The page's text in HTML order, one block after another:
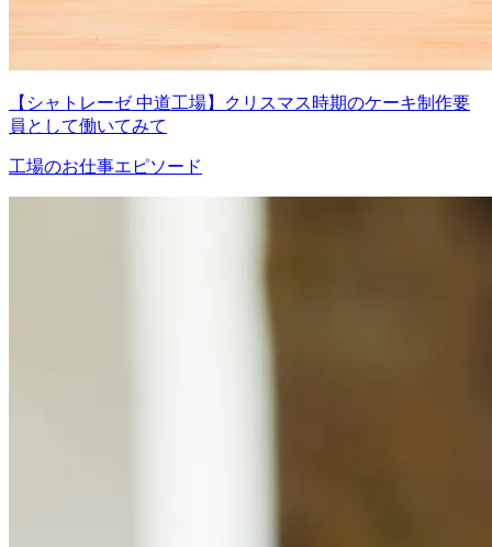
【シャトレーゼ 中道工場】クリスマス時期のケーキ制作要
員として働いてみて
工場のお仕事エピソード